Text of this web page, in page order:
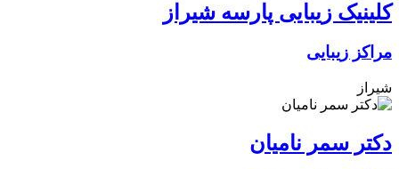
کلینیک زیبایی پارسه شیراز
مراکز زیبایی
شیراز
دکتر سمر نامیان